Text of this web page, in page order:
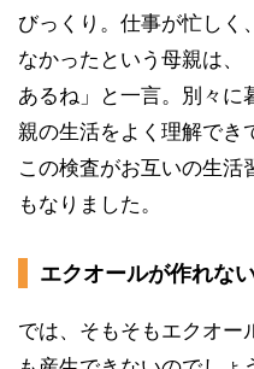
びっくり。仕事が忙しく
なかったという母親は、
あるね」と一言。別々に
親の生活をよく理解でき
この検査がお互いの生活
もなりました。
エクオールが作れな
では、そもそもエクオー